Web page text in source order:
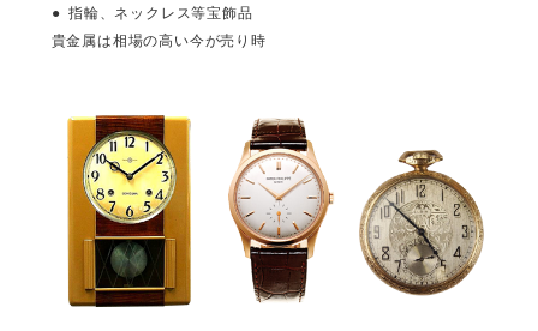
指輪、ネックレス等宝飾品
貴金属は相場の高い今が売り時